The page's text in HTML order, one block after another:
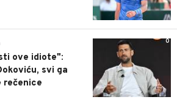
0
ove idiote":
svi ga
rečenice